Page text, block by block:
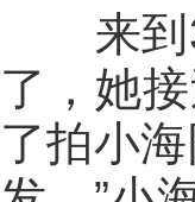
来到
了，她
了拍小